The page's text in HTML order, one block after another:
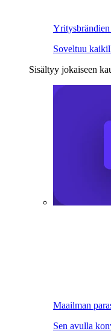
Yritysbrändien
Soveltuu
Sisältyy jokaiseen
Maailman
Sen avulla